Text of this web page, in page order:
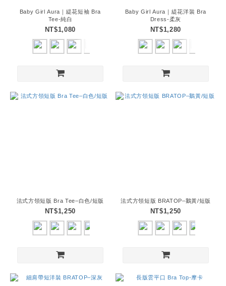
Baby Girl Aura｜緹花短袖 Bra
Tee-純白
NT$1,080
Baby Girl Aura｜緹花洋裝 Bra
Dress-柔灰
NT$1,280
法式方領短版 Bra Tee–白色/短版
NT$1,250
法式方領短版 BRATOP–鵝黃/短版
NT$1,250